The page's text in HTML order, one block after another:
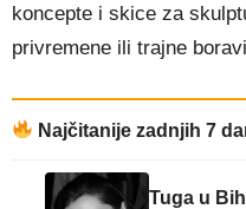
koncepte i skice za
privremene ili trajne
Najčitanije zadnjih 7
Tuga u